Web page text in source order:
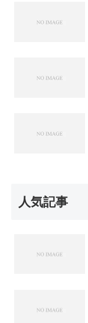
人気記事